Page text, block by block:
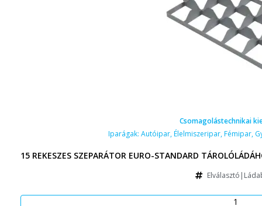
Csomagolástechnikai
Iparágak: Autóipar,Élelmiszeripar,Fémipar,
15 REKESZES SZEPARÁTOR EURO-STANDARD